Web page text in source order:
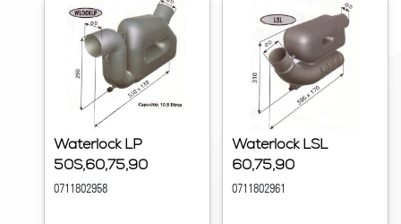
Waterlock LP
50S,60,75,90
0711802958
Waterlock LSL
60,75,90
0711802961